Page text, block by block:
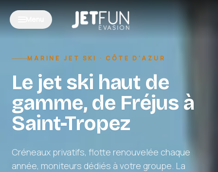
MARINE JET SKI · CÔTE D'AZUR
Le jet ski haut de
gamme, de Fréjus à
Saint-Tropez
Créneaux privatifs, flotte renouvelée chaque
année, moniteurs dédiés à votre groupe. La